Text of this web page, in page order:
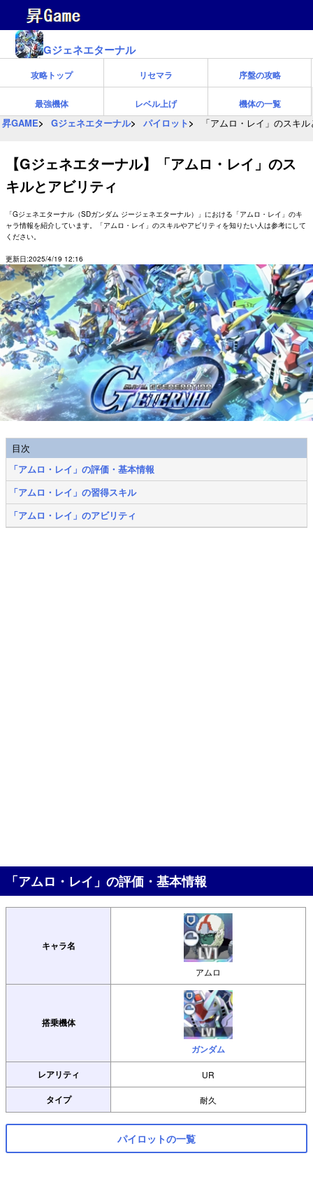
Gジェネエターナル
攻略トップ リセマラ 序盤の攻略
最強機体 レベル上げ 機体の一覧
昇GAME Gジェネエターナル パイロット 「アムロ・レイ」のスキ
【Gジェネエターナル】「アムロ・レイ」のス
キルとアビリティ
「Gジェネエターナル（SDガンダム ジージェネエターナル）」における「アムロ・レイ」のキ
ャラ情報を紹介しています。「アムロ・レイ」のスキルやアビリティを知りたい人は参考にして
ください。
更新日:2025/4/19 12:16
目次
「アムロ・レイ」の評価・基本情報
「アムロ・レイ」の習得スキル
「アムロ・レイ」のアビリティ
「アムロ・レイ」の評価・基本情報
キャラ名
アムロ
搭乗機体
ガンダム
レアリティ
UR
タイプ 耐久
パイロットの一覧